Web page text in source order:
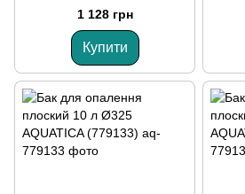
1 128 грн
Купити